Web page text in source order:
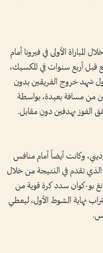
الأولى في فيرونا أمام
قبل أربع سنوات في المكسيك،
شهد خروج الفريقين بدون
من مسافة بعيدة، بواسطة
الفوز بهدفين دون مقابل.
وكانت أيضاً أمام منافس
تقدم في النتيجة من خلال
بو-كوان سدد كرة قوية من
نهاية الشوط الأول، ليعطي